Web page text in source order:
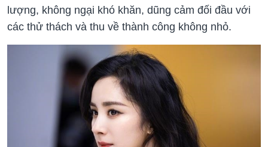
lượng, không ngại khó khăn, dũng cảm đối đầu với
các thử thách và thu về thành công không nhỏ.